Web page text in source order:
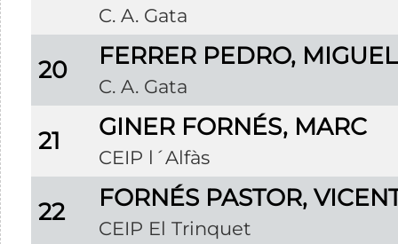
C. A. Gata
20 FERRER PEDRO, MIGUEL
C. A. Gata
21 GINER FORNÉS, MARC
CEIP l´Alfàs
22 FORNÉS PASTOR,
CEIP El Trinquet